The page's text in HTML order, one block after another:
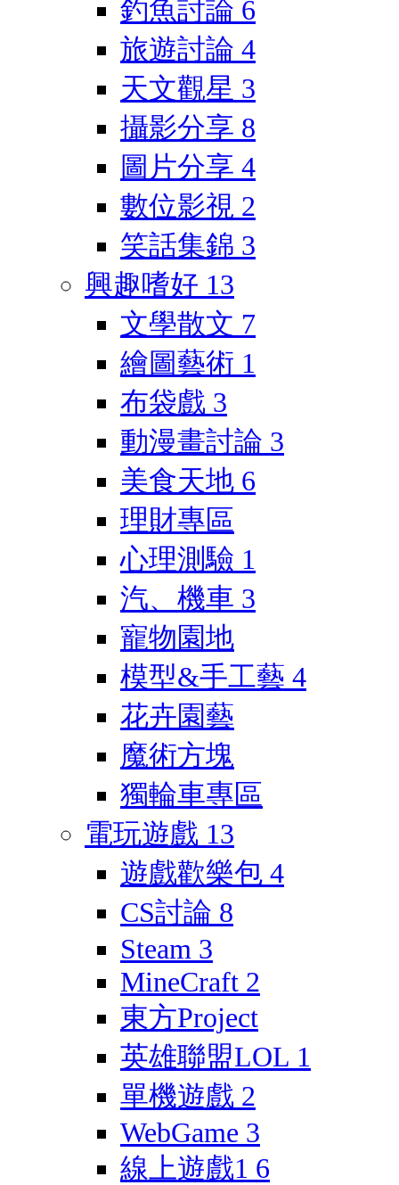
釣魚討論 6
旅遊討論 4
天文觀星 3
攝影分享 8
圖片分享 4
數位影視 2
笑話集錦 3
興趣嗜好 13
文學散文 7
繪圖藝術 1
布袋戲 3
動漫畫討論 3
美食天地 6
理財專區
心理測驗 1
汽、機車 3
寵物園地
模型&手工藝 4
花卉園藝
魔術方塊
獨輪車專區
電玩遊戲 13
遊戲歡樂包 4
CS討論 8
Steam 3
MineCraft 2
東方Project
英雄聯盟LOL 1
單機遊戲 2
WebGame 3
線上遊戲1 6